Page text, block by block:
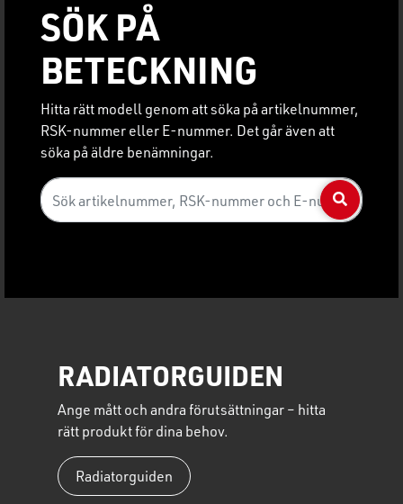
SÖK PÅ
BETECKNING
Hitta rätt modell genom att söka på artikelnummer,
RSK-nummer eller E-nummer. Det går även att
söka på äldre benämningar.
RADIATORGUIDEN
Ange mått och andra förutsättningar – hitta
rätt produkt för dina behov.
Radiatorguiden